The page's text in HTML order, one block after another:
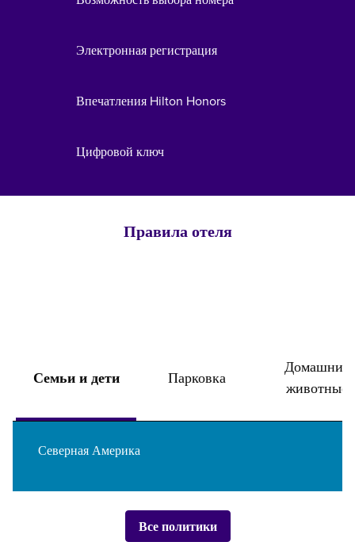
Электронная регистрация
Впечатления Hilton Honors
Цифровой ключ
Правила отеля
Семьи и дети Парковка
Домашние
животные
Северная Америка
Все политики